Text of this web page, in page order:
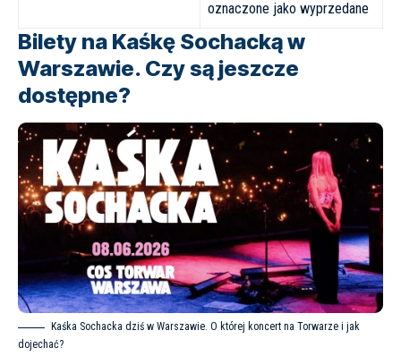
oznaczone jako wyprzedane
Bilety na Kaśkę Sochacką w
Warszawie. Czy są jeszcze
dostępne?
Kaśka Sochacka dziś w Warszawie. O której koncert na Torwarze i jak
dojechać?